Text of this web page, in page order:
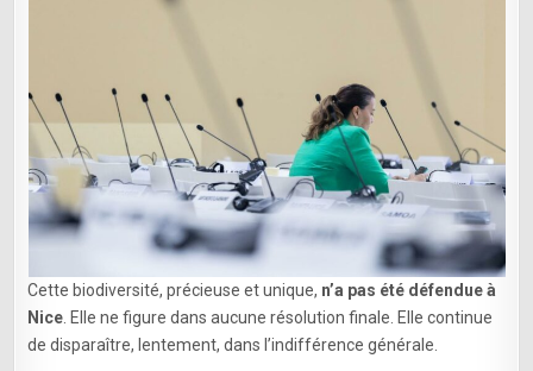
Cette biodiversité, précieuse et unique, n’a pas été défendue à
Nice . Elle ne figure dans aucune résolution finale. Elle continue
de disparaître, lentement, dans l’indifférence générale.